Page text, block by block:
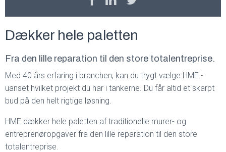
Dækker hele paletten
Fra den lille reparation til den store totalentreprise.
Med 40 års erfaring i branchen, kan du trygt vælge HME -
uanset hvilket projekt du har i tankerne. Du får altid et skarpt
bud på den helt rigtige løsning.
HME dækker hele paletten af traditionelle murer- og
entreprenøropgaver fra den lille reparation til den store
totalentreprise.